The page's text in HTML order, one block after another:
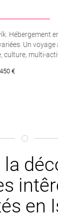
Hébergement
Un
culture, multi-
€
la
en